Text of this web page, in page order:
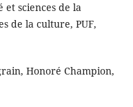
sciences de la
de la culture, PUF,
Honoré Champion,